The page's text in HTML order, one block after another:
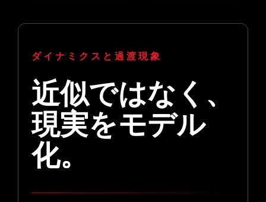
ダイナミクスと過渡現象
近似ではなく、
現実をモデル
化。